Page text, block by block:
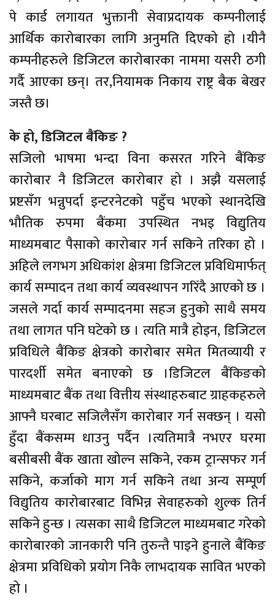
पे कार्ड लगायत भुक्तानी सेवाप्रदायक कम्पनीलाई
आर्थिक कारोबारका लागि अनुमति दिएको हो ।यीनै
कम्पनीहरुले डिजिटल कारोबारका नाममा यसरी ठगी
गर्दै आएका छन्। तर,नियामक निकाय राष्ट्र बैक बेखर
जस्तै छ।
के हो, डिजिटल बैंकिङ ?
सजिलो भाषमा भन्दा विना कसरत गरिने बैंकिङ
कारोबार नै डिजिटल कारोबार हो । अझै यसलाई
प्रष्टसँग भन्नुपर्दा इन्टरनेटको पहुँच भएको स्थानदेखि
भौतिक रुपमा बैंकमा उपस्थित नभइ विद्युतिय
माध्यमबाट पैसाको कारोबार गर्न सकिने तरिका हो ।
अहिले लगभग अधिकांश क्षेत्रमा डिजिटल प्रविधिमार्फत्
कार्य सम्पादन तथा कार्य व्यवस्थापन गरिँदै आएको छ ।
जसले गर्दा कार्य सम्पादनमा सहज हुनुको साथै समय
तथा लागत पनि घटेको छ । त्यति मात्रै होइन, डिजिटल
प्रविधिले बैंकिङ क्षेत्रको कारोबार समेत मितव्यायी र
पारदर्शी समेत बनाएको छ ।डिजिटल बैंकिङको
माध्यमबाट बैंक तथा वित्तीय संस्थाहरुबाट ग्राहकहरुले
आफ्नै घरबाट सजिलैसँग कारोबार गर्न सक्छन् । यसो
हुँदा बैंकसम्म धाउनु पर्दैन ।त्यतिमात्रै नभएर घरमा
बसीबसी बैंक खाता खोल्न सकिने, रकम ट्रान्सफर गर्न
सकिने, कर्जाको माग गर्न सकिने तथा अन्य सम्पूर्ण
विद्युतिय कारोबारबाट विभिन्न सेवाहरुको शुल्क तिर्न
सकिने हुन्छ । त्यसका साथै डिजिटल माध्यमबाट गरेको
कारोबारको जानकारी पनि तुरुन्तै पाइने हुनाले बैंकिङ
क्षेत्रमा प्रविधिको प्रयोग निकै लाभदायक सावित भएको
हो ।